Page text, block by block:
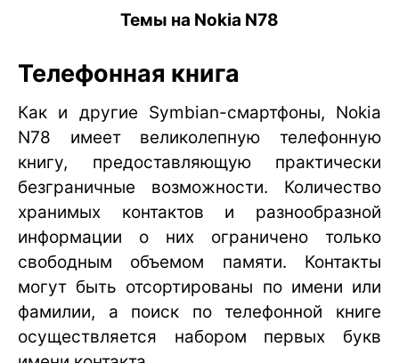
Темы на Nokia N78
Телефонная книга
Как и другие Symbian-смартфоны, Nokia
N78 имеет великолепную телефонную
книгу, предоставляющую практически
безграничные возможности. Количество
хранимых контактов и разнообразной
информации о них ограничено только
свободным объемом памяти. Контакты
могут быть отсортированы по имени или
фамилии, а поиск по телефонной книге
осуществляется набором первых букв